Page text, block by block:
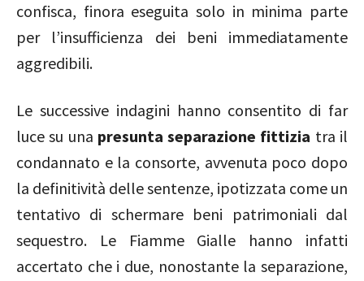
confisca, finora eseguita solo in minima parte
per l’insufficienza dei beni immediatamente
aggredibili.
Le successive indagini hanno consentito di far
luce su una presunta separazione fittizia tra il
condannato e la consorte, avvenuta poco dopo
la definitività delle sentenze, ipotizzata come un
tentativo di schermare beni patrimoniali dal
sequestro. Le Fiamme Gialle hanno infatti
accertato che i due, nonostante la separazione,